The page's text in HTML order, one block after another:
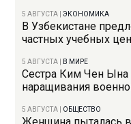
5 АВГУСТА |ЭКОНОМИКА
В Узбекистане
частных учебных
5 АВГУСТА В МИРЕ
Сестра Ким Чен Ына
наращивания
5 АВГУСТА ОБЩЕСТВО